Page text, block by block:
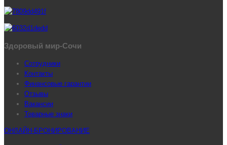
Здоровый мир-Сочи
Сотрудники
Контакты
Финансовые гарантии
Отзывы
Вакансии
Товарные знаки
ОНЛАЙН-БРОНИРОВАНИЕ